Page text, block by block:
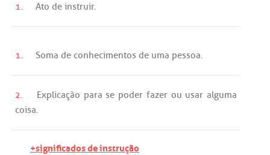
1. Ato de instruir.
1. Soma de conhecimentos de uma pessoa.
2. Explicação para se poder fazer ou usar alguma
coisa.
+significados de instrução